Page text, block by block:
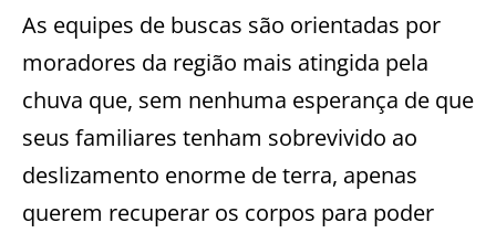
As equipes de buscas são orientadas por
moradores da região mais atingida pela
chuva que, sem nenhuma esperança de que
seus familiares tenham sobrevivido ao
deslizamento enorme de terra, apenas
querem recuperar os corpos para poder